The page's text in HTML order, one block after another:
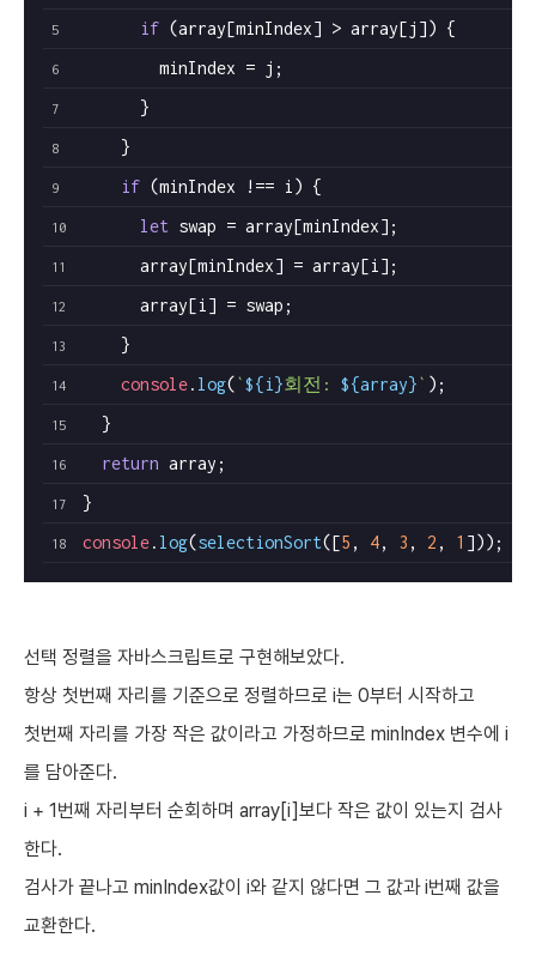
if (array[minIndex] > array[j]) {
        minIndex = j;
      }
    }
if (minIndex !== i) {
let swap = array[minIndex];
      array[minIndex] = array[i];
      array[i] = swap;
    }
console. log(`${i}회전: ${array}` );
  }
return array;
}
console. log(selectionSort([5 , 4, 3 , 2 , 1 ]));
선택 정렬을 자바스크립트로 구현해보았다.
항상 첫번째 자리를 기준으로 정렬하므로 i는 0부터 시작하고
첫번째 자리를 가장 작은 값이라고 가정하므로 minIndex 변수에 i
를 담아준다.
i + 1번째 자리부터 순회하며 array[i]보다 작은 값이 있는지 검사
한다.
검사가 끝나고 minIndex값이 i와 같지 않다면 그 값과 i번째 값을
교환한다.